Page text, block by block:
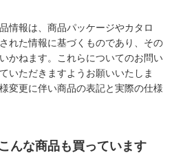
情報は、商品パッケージやカタロ
れた情報に基づくものであり、その
かねます。これらについてのお問い
いただきますようお願いいたしま
変更に伴い商品の表記と実際の仕様
んな商品も買っています